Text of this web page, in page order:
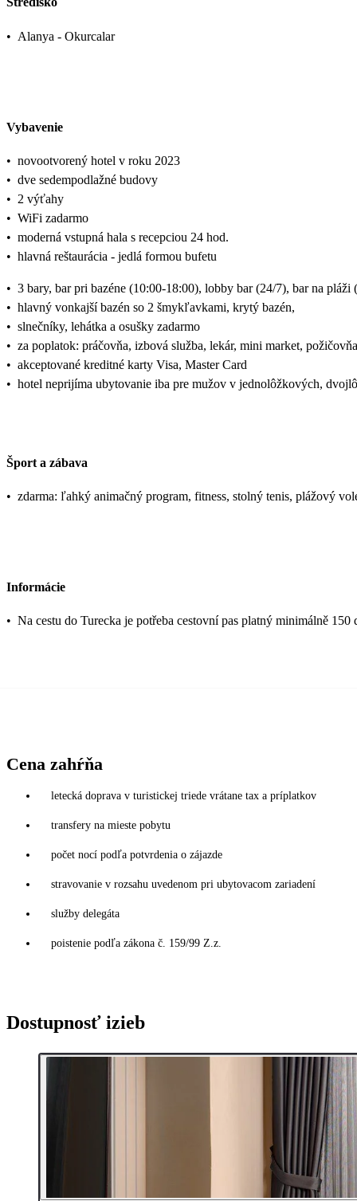
• Alanya - Okurcalar
Vybavenie
• novootvorený hotel v roku 2023
• dve sedempodlažné budovy
• 2 výťahy
• WiFi zadarmo
• moderná vstupná hala s recepciou 24 hod.
• hlavná reštaurácia - jedlá formou bufetu
• 3 bary, bar pri bazéne (10:00-18:00), lobby bar (24/7), bar na pláži
• hlavný vonkajší bazén so 2 šmykľavkami, krytý bazén,
• slnečníky, lehátka a osušky zadarmo
• za poplatok: práčovňa, izbová služba, lekár, mini market,
• akceptované kreditné karty Visa, Master Card
• hotel neprijíma ubytovanie iba pre mužov v jednolôžkových,
Šport a zábava
• zdarma: ľahký animačný program, fitness, stolný tenis, plážový
Informácie
• Na cestu do Turecka je potřeba cestovní pas platný minimálně
Cena zahŕňa
letecká doprava v turistickej triede vrátane tax a príplatkov
transfery na mieste pobytu
počet nocí podľa potvrdenia o zájazde
stravovanie v rozsahu uvedenom pri ubytovacom zariadení
služby delegáta
poistenie podľa zákona č. 159/99 Z.z.
Dostupnosť izieb